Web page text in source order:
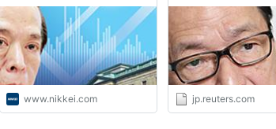
www.nikkei.com jp.reuters.com